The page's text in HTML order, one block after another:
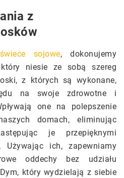
z
sojowe, dokonujemy
niesie ze sobą szereg
z których są wykonane,
na swoje zdrowotne i
one na polepszenie
domach, eliminując
je przepięknymi
Używając ich, zapewniamy
oddechy bez udziału
który wydzielają z siebie